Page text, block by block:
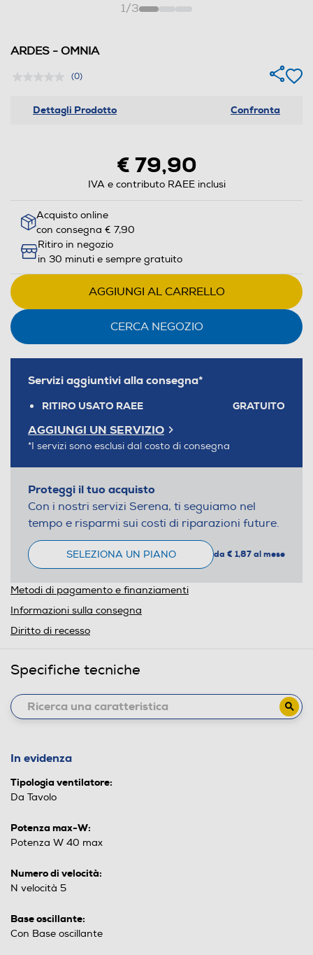
1/3
ARDES - OMNIA
(0)
Dettagli Prodotto Confronta
€ 79,90
IVA e contributo RAEE inclusi
Acquisto online
con consegna € 7,90
Ritiro in negozio
in 30 minuti e sempre gratuito
AGGIUNGI AL CARRELLO
CERCA NEGOZIO
Servizi aggiuntivi alla consegna*
RITIRO USATO RAEE GRATUITO
AGGIUNGI UN SERVIZIO
*I servizi sono esclusi dal costo di consegna
Proteggi il tuo acquisto
Con i nostri servizi Serena, ti seguiamo nel
tempo e risparmi sui costi di riparazioni future.
SELEZIONA UN PIANO da € 1,87 al mese
Metodi di pagamento e finanziamenti
Informazioni sulla consegna
Diritto di recesso
Specifiche tecniche
In evidenza
Tipologia ventilatore:
Da Tavolo
Potenza max-W:
Potenza W 40 max
Numero di velocità:
N velocità 5
Base oscillante:
Con Base oscillante